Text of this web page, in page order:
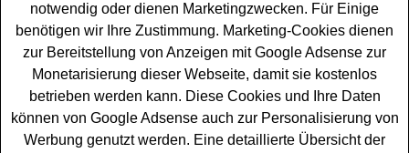
Alle Katzenfutter Gewinnspiele finden Sie hier. Bei diesen
Gewinnspielen haben Sie die Chance, kostenlos
Katzenfutter gewinnen zu können.
Anzeige:
notwendig oder dienen Marketingzwecken. Für Einige
benötigen wir Ihre Zustimmung. Marketing-Cookies dienen
zur Bereitstellung von Anzeigen mit Google Adsense zur
Monetarisierung dieser Webseite, damit sie kostenlos
betrieben werden kann. Diese Cookies und Ihre Daten
können von Google Adsense auch zur Personalisierung von
Werbung genutzt werden. Eine detaillierte Übersicht der